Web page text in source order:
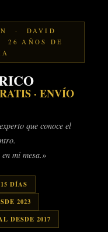
· DAVID
26 AÑOS DE
· ENVÍO
que conoce el
mi mesa.»
DÍAS
2023
DESDE 2017